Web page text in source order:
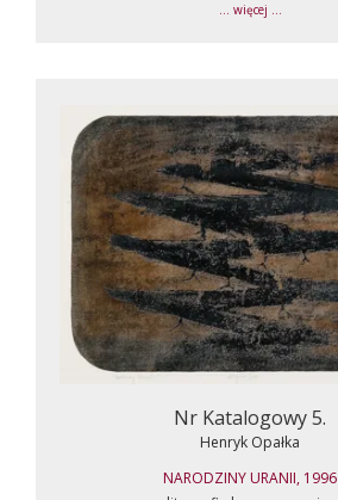
... więcej ...
Nr Katalogowy 5.
Henryk Opałka
NARODZINY URANII, 1996